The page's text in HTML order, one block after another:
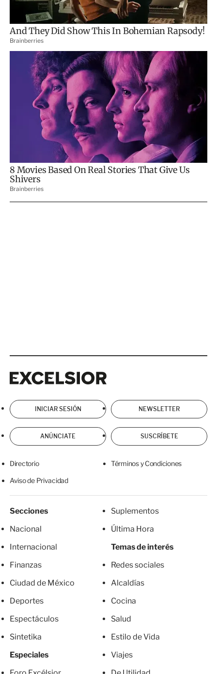
INICIAR SESIÓN NEWSLETTER
ANÚNCIATE SUSCRÍBETE
Directorio Términos y Condiciones
Aviso de Privacidad
Secciones
Nacional
Internacional
Finanzas
Ciudad de México
Deportes
Espectáculos
Sintetika
Especiales
Suplementos
Última Hora
Temas de interés
Redes sociales
Alcaldías
Cocina
Salud
Estilo de Vida
Viajes